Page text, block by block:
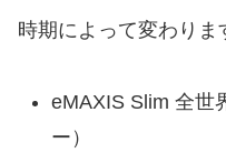
時期によって変わりま
eMAXIS Slim 全世
ー）